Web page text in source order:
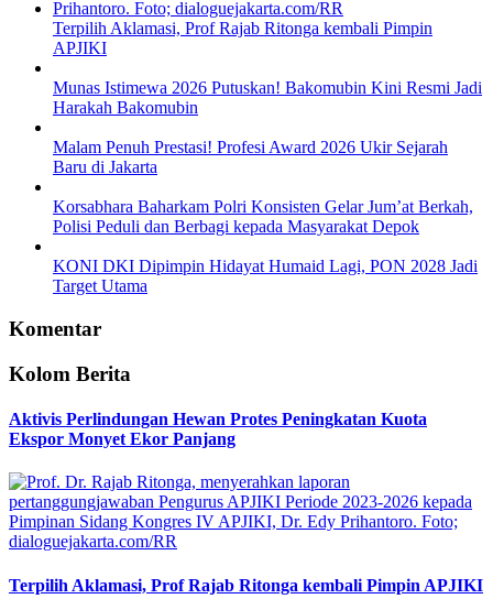
Terpilih Aklamasi, Prof Rajab Ritonga kembali Pimpin
APJIKI
Munas Istimewa 2026 Putuskan! Bakomubin Kini Resmi Jadi
Harakah Bakomubin
Malam Penuh Prestasi! Profesi Award 2026 Ukir Sejarah
Baru di Jakarta
Korsabhara Baharkam Polri Konsisten Gelar Jum’at Berkah,
Polisi Peduli dan Berbagi kepada Masyarakat Depok
KONI DKI Dipimpin Hidayat Humaid Lagi, PON 2028 Jadi
Target Utama
Komentar
Kolom Berita
Aktivis Perlindungan Hewan Protes Peningkatan Kuota
Ekspor Monyet Ekor Panjang
Terpilih Aklamasi, Prof Rajab Ritonga kembali Pimpin APJIKI